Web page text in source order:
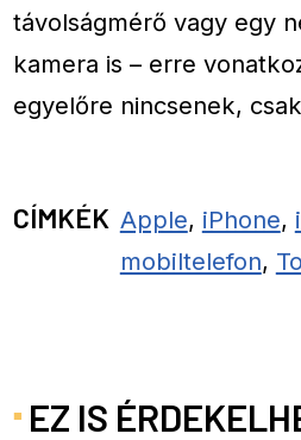
távolságmérő vagy egy
kamera is – erre
egyelőre nincsenek,
CÍMKÉK Apple, iPhone,
mobiltelefon,
EZ IS